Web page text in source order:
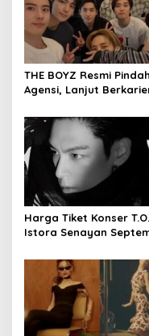
i
g
a
t
i
o
n
THE BOYZ Resmi Pindah
Agensi, Lanjut
Harga Tiket Konser
Istora Senayan